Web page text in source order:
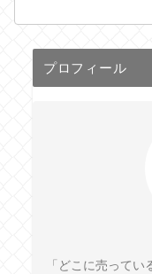
プロフィール
「どこに売って